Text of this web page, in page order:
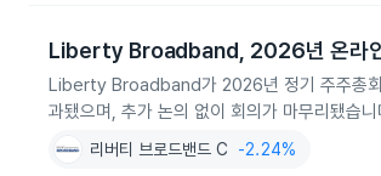
Liberty Broadband, 2026년 온라인
Liberty Broadband가 2026년 정기 주주총회
과됐으며, 추가 논의 없이 회의가 마무리됐습니
리버티 브로드밴드 C -2.24%